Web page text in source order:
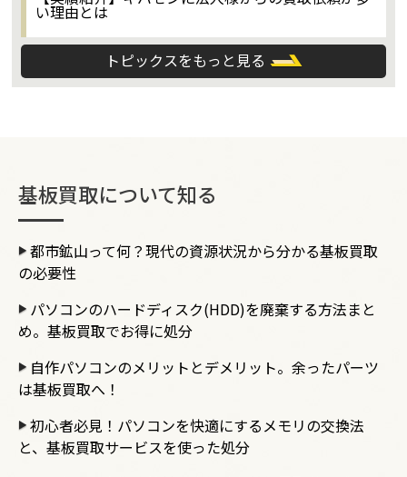
い理由とは
トピックスをもっと見る
基板買取について知る
都市鉱山って何？現代の資源状況から分かる基板買取
の必要性
パソコンのハードディスク(HDD)を廃棄する方法まと
め。基板買取でお得に処分
自作パソコンのメリットとデメリット。余ったパーツ
は基板買取へ！
初心者必見！パソコンを快適にするメモリの交換法
と、基板買取サービスを使った処分